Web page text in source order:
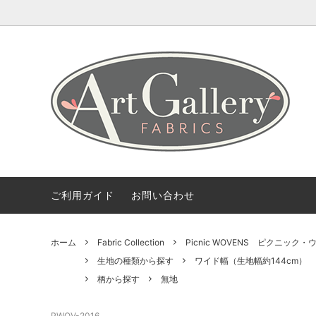
Coming Soon Fabric
Bundles(カットクロスのセット)
ART GALLERY FARICSの海外情報 【無料
デザイナー紹介
会社概要 ご利用
ご利用ガイド お問い合わせ
ホーム Fabric Collection
Picnic WOVENS ピクニック・
生地の種類から探す
ワイド幅（生地幅約144cm）
柄から探す
無地